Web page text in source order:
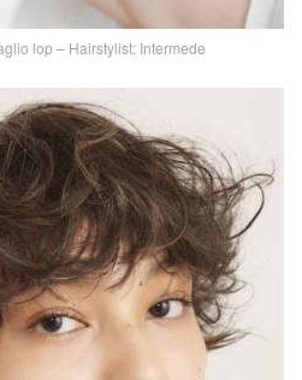
lop – Hairstylist: Intermede